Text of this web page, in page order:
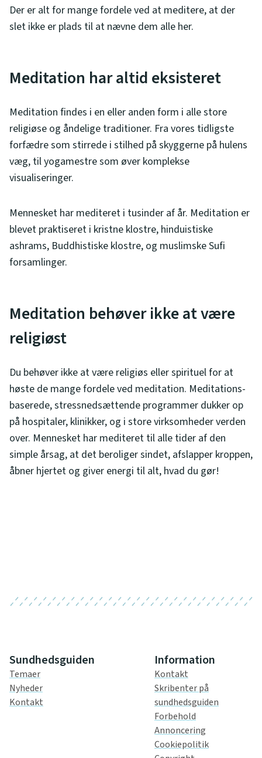
Der er alt for mange fordele ved at meditere, at der
slet ikke er plads til at nævne dem alle her.
Meditation har altid eksisteret
Meditation findes i en eller anden form i alle store
religiøse og åndelige traditioner. Fra vores tidligste
forfædre som stirrede i stilhed på skyggerne på hulens
væg, til yogamestre som øver komplekse
visualiseringer.
Mennesket har mediteret i tusinder af år. Meditation er
blevet praktiseret i kristne klostre, hinduistiske
ashrams, Buddhistiske klostre, og muslimske Sufi
forsamlinger.
Meditation behøver ikke at være
religiøst
Du behøver ikke at være religiøs eller spirituel for at
høste de mange fordele ved meditation. Meditations-
baserede, stressnedsættende programmer dukker op
på hospitaler, klinikker, og i store virksomheder verden
over. Mennesket har mediteret til alle tider af den
simple årsag, at det beroliger sindet, afslapper kroppen,
åbner hjertet og giver energi til alt, hvad du gør!
Sundhedsguiden
Temaer
Nyheder
Kontakt
Information
Kontakt
Skribenter på
sundhedsguiden
Forbehold
Annoncering
Cookiepolitik